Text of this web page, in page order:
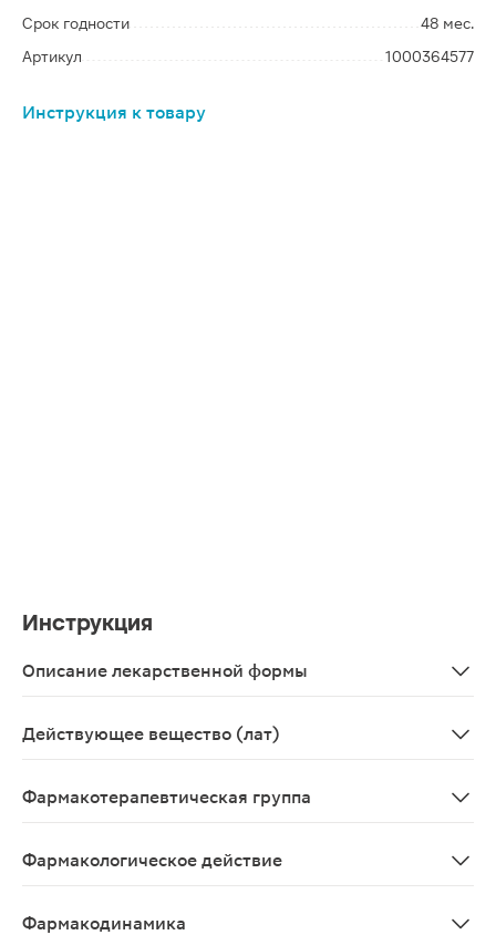
Срок годности
48 мес.
Артикул
1000364577
Инструкция к товару
Инструкция
Описание лекарственной формы
Действующее вещество (лат)
Фармакотерапевтическая группа
Фармакологическое действие
Фармакодинамика